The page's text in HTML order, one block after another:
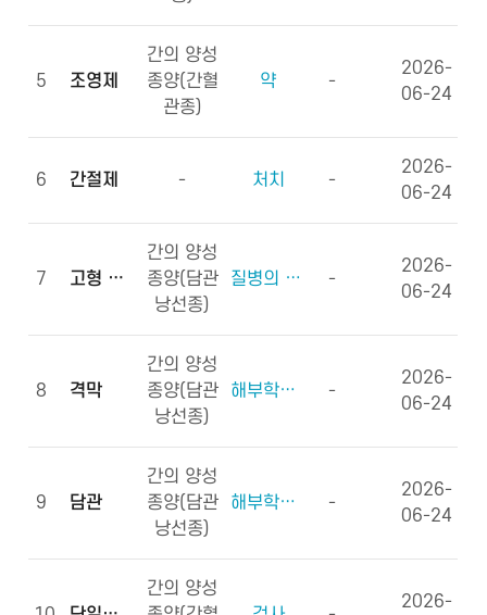
5 조영제
간의 양성
종양(간혈
관종)
약 -
2026-
06-24
6 간절제 - 처치 -
2026-
06-24
7 고형 종괴
간의 양성
종양(담관
낭선종)
질병의 형태학 -
2026-
06-24
8 격막
간의 양성
종양(담관
낭선종)
해부학적부위 (신체구조) -
2026-
06-24
9 담관
간의 양성
종양(담관
낭선종)
해부학적부위 (신체구조) -
2026-
06-24
간의 양성
2026-